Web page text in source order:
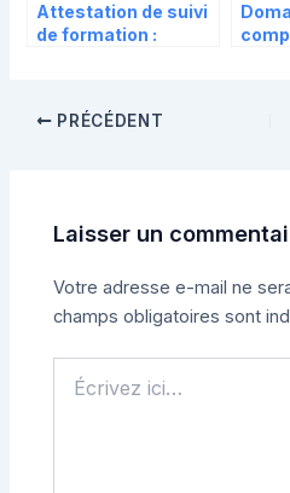
Attestation de suivi
de formation :
PRÉCÉDENT
Laisser un
Votre adresse e-mail ne
champs obligatoires sont
ici…